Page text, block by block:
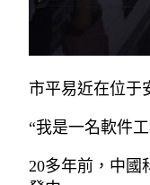
市平易近在位于
“我是一名軟件
20多年前，中國